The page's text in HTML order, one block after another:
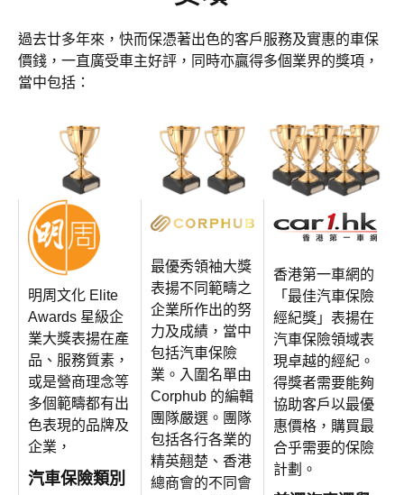
過去廿多年來，快而保憑著出色的客戶服務及實惠的車保
價錢，一直廣受車主好評，同時亦贏得多個業界的獎項，
當中包括：
明周文化 Elite
Awards 星級企
業大獎表揚在產
品、服務質素，
或是營商理念等
多個範疇都有出
色表現的品牌及
企業，
汽車保險類別
最優秀領袖大獎
表揚不同範疇之
企業所作出的努
力及成績，當中
包括汽車保險
業。入圍名單由
Corphub 的編輯
團隊嚴選。團隊
包括各行各業的
精英翹楚、香港
總商會的不同會
香港第一車網的
「最佳汽車保險
經紀獎」表揚在
汽車保險領域表
現卓越的經紀。
得獎者需要能夠
協助客戶以最優
惠價格，購買最
合乎需要的保險
計劃。